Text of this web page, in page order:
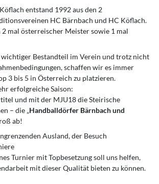
entstand 1992 aus den 2
HC Bärnbach und HC Köflach.
mal österreischer Meister sowie 1 mal
wichtiger Bestandteil im Verein und trotz nicht
schaffen wir es immer
3 bis 5 in Österreich zu platzieren.
erfolgreiche Saison:
und mit der MJU18 die Steirische
– die „Handballdörfer Bärnbach und
ab!
Ausland, der Besuch
Turnier mit Topbesetzung soll uns helfen,
mit dieser Qualität bieten zu können.